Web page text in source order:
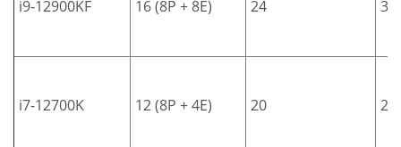
i9-12900KF 16 (8P + 8E) 24
i7-12700K 12 (8P + 4E) 20